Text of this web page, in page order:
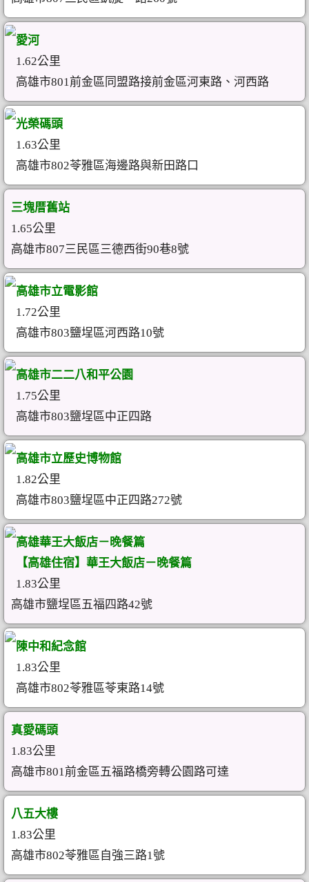
愛河
1.62公里
高雄市801前金區同盟路接前金區河東路、河西路
光榮碼頭
1.63公里
高雄市802苓雅區海邊路與新田路口
三塊厝舊站
1.65公里
高雄市807三民區三德西街90巷8號
高雄市立電影館
1.72公里
高雄市803鹽埕區河西路10號
高雄市二二八和平公園
1.75公里
高雄市803鹽埕區中正四路
高雄市立歷史博物館
1.82公里
高雄市803鹽埕區中正四路272號
高雄華王大飯店－晚餐篇
【高雄住宿】華王大飯店－晚餐篇
1.83公里
高雄市鹽埕區五福四路42號
陳中和紀念館
1.83公里
高雄市802苓雅區苓東路14號
真愛碼頭
1.83公里
高雄市801前金區五福路橋旁轉公園路可達
八五大樓
1.83公里
高雄市802苓雅區自強三路1號